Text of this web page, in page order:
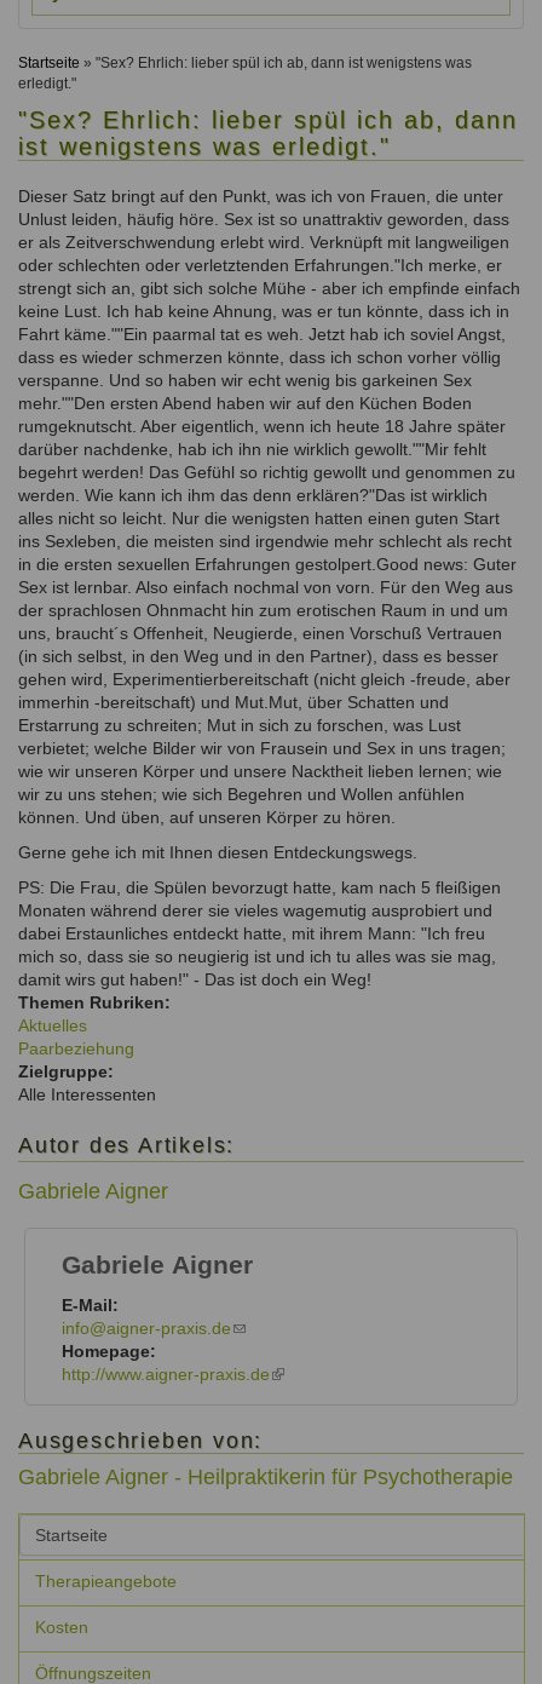
Qualität unserer Therapeuten
Seminare und Kurse
Fortbildungen
Ausbildungsinstitute
Liste der Fachverbände
Benutzername *
Passwort*
vergessen?
Anmelden
Links
Startseite » "Sex? Ehrlich: lieber spül ich ab, dann ist wenigstens was
erledigt."
"Sex? Ehrlich: lieber spül ich ab, dann
ist wenigstens was erledigt."
Dieser Satz bringt auf den Punkt, was ich von Frauen, die unter
Unlust leiden, häufig höre. Sex ist so unattraktiv geworden, dass
er als Zeitverschwendung erlebt wird. Verknüpft mit langweiligen
oder schlechten oder verletztenden Erfahrungen."Ich merke, er
strengt sich an, gibt sich solche Mühe - aber ich empfinde einfach
keine Lust. Ich hab keine Ahnung, was er tun könnte, dass ich in
Fahrt käme.""Ein paarmal tat es weh. Jetzt hab ich soviel Angst,
dass es wieder schmerzen könnte, dass ich schon vorher völlig
verspanne. Und so haben wir echt wenig bis garkeinen Sex
mehr.""Den ersten Abend haben wir auf den Küchen Boden
rumgeknutscht. Aber eigentlich, wenn ich heute 18 Jahre später
darüber nachdenke, hab ich ihn nie wirklich gewollt.""Mir fehlt
begehrt werden! Das Gefühl so richtig gewollt und genommen zu
werden. Wie kann ich ihm das denn erklären?"Das ist wirklich
alles nicht so leicht. Nur die wenigsten hatten einen guten Start
ins Sexleben, die meisten sind irgendwie mehr schlecht als recht
in die ersten sexuellen Erfahrungen gestolpert.Good news: Guter
Sex ist lernbar. Also einfach nochmal von vorn. Für den Weg aus
der sprachlosen Ohnmacht hin zum erotischen Raum in und um
uns, braucht´s Offenheit, Neugierde, einen Vorschuß Vertrauen
(in sich selbst, in den Weg und in den Partner), dass es besser
gehen wird, Experimentierbereitschaft (nicht gleich -freude, aber
immerhin -bereitschaft) und Mut.Mut, über Schatten und
Erstarrung zu schreiten; Mut in sich zu forschen, was Lust
verbietet; welche Bilder wir von Frausein und Sex in uns tragen;
wie wir unseren Körper und unsere Nacktheit lieben lernen; wie
wir zu uns stehen; wie sich Begehren und Wollen anfühlen
können. Und üben, auf unseren Körper zu hören.
Gerne gehe ich mit Ihnen diesen Entdeckungswegs.
PS: Die Frau, die Spülen bevorzugt hatte, kam nach 5 fleißigen
Monaten während derer sie vieles wagemutig ausprobiert und
dabei Erstaunliches entdeckt hatte, mit ihrem Mann: "Ich freu
mich so, dass sie so neugierig ist und ich tu alles was sie mag,
damit wirs gut haben!" - Das ist doch ein Weg!
Themen Rubriken:
Aktuelles
Paarbeziehung
Zielgruppe:
Alle Interessenten
Autor des Artikels:
Gabriele Aigner
Gabriele Aigner
E-Mail:
info@aigner-praxis.de(link
e-
Homepage:
http://www.aigner-praxis.de(link
Ausgeschrieben von:
Gabriele Aigner - Heilpraktikerin für Psychotherapie
Vertikale
Reiter
Startseite
(aktiver
Reiter)
Therapieangebote
Kosten
Öffnungszeiten